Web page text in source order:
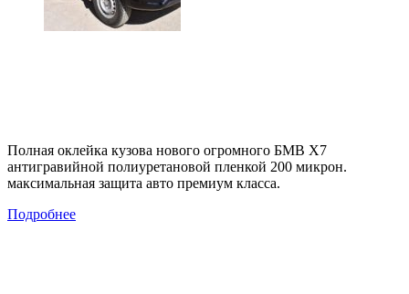
Полная оклейка кузова нового огромного БМВ Х7
антигравийной полиуретановой пленкой 200 микрон.
максимальная защита авто премиум класса.
Подробнее